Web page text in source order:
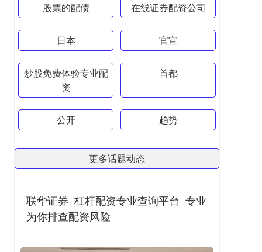
股票的配债 在线证券配资公司
日本 官宣
炒股免费体验专业配
资
首都
公开 趋势
更多话题动态
联华证券_杠杆配资专业查询平台_专业
为你排查配资风险